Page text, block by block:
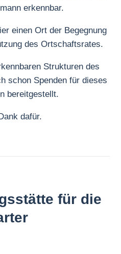
erkennbar.
einen Ort der Begegnung
des Ortschaftsrates.
Strukturen des
schon Spenden für dieses
bereitgestellt.
dafür.
für die